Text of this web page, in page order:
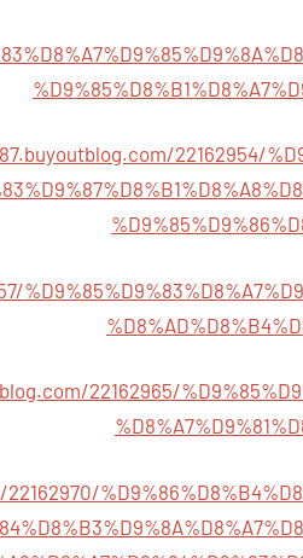
22162954/
22162965/